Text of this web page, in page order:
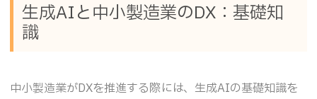
生成AIと中小製造業のDX：基礎知
識
中小製造業がDXを推進する際には、生成AIの基礎知識を